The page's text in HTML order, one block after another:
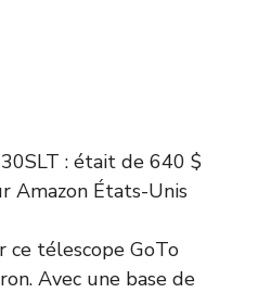
: était de 640 $
Amazon États-Unis
ce télescope GoTo
Avec une base de